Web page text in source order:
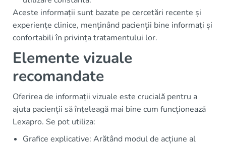
Aceste informații sunt bazate pe cercetări recente și
experiențe clinice, menținând pacienții bine informați și
confortabili în privința tratamentului lor.
Elemente vizuale
recomandate
Oferirea de informații vizuale este crucială pentru a
ajuta pacienții să înțeleagă mai bine cum funcționează
Lexapro. Se pot utiliza:
Grafice explicative: Arătând modul de acțiune al